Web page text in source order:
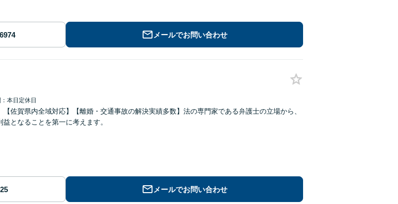
メールでお問い合わせ
本日定休日
【佐賀県内全域対応】【離婚・交通事故の解決実績多数】法の専門家である弁護士の立場から、
となることを第一に考えます。
メールでお問い合わせ